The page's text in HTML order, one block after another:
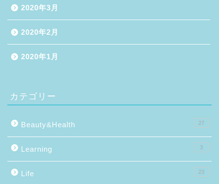
2020年3月
2020年2月
2020年1月
カテゴリー
Beauty&Health 27
Learning 3
Life 23